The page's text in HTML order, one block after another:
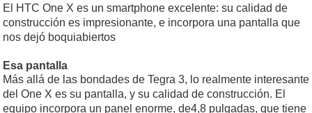
El HTC One X es un smartphone excelente: su calidad de
construcción es impresionante, e incorpora una pantalla que
nos dejó boquiabiertos
Esa pantalla
Más allá de las bondades de Tegra 3, lo realmente interesante
del One X es su pantalla, y su calidad de construcción. El
equipo incorpora un panel enorme, de4,8 pulgadas, que tiene